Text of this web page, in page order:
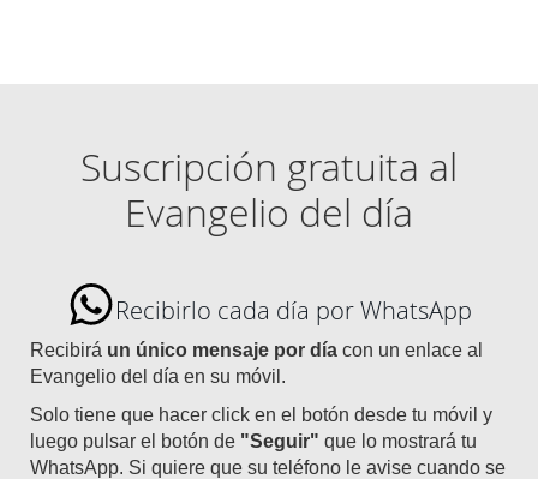
Suscripción gratuita al
Evangelio del día
Recibirlo cada día por WhatsApp
Recibirá un único mensaje por día con un enlace al
Evangelio del día en su móvil.
Solo tiene que hacer click en el botón desde tu móvil y
luego pulsar el botón de "Seguir" que lo mostrará tu
WhatsApp. Si quiere que su teléfono le avise cuando se